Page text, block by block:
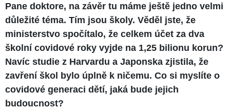
Pane doktore, na závěr tu máme ještě jedno velmi
důležité téma. Tím jsou školy. Věděl jste, že
ministerstvo spočítalo, že celkem účet za dva
školní covidové roky vyjde na 1,25 bilionu korun?
Navíc studie z Harvardu a Japonska zjistila, že
zavření škol bylo úplně k ničemu. Co si myslíte o
covidové generaci dětí, jaká bude jejich
budoucnost?